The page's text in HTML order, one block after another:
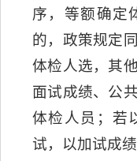
序，等额确定
的，政策规定
体检人选，其
面试成绩、公
体检人员；若
试，以加试成绩